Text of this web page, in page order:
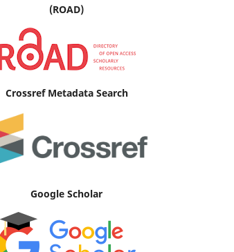
(ROAD)
Crossref Metadata Search
Google Scholar